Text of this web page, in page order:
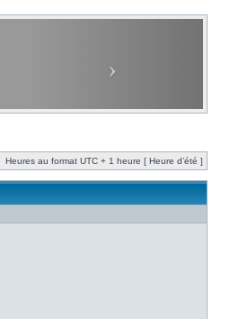
Heures au format UTC + 1 heure [ Heure d’été ]